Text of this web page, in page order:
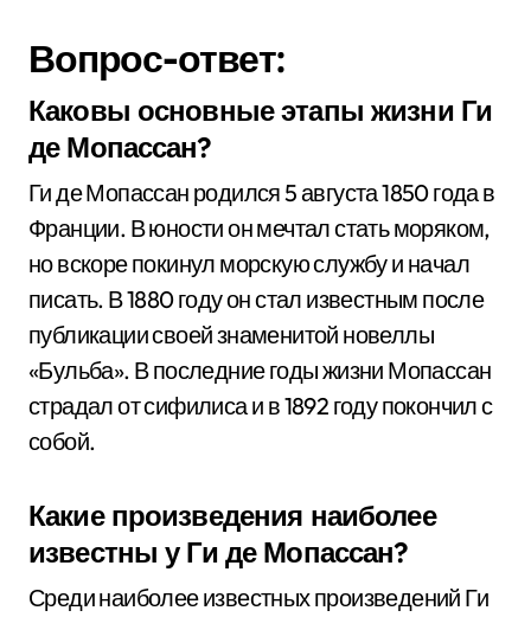
Вопрос-ответ:
Каковы основные этапы жизни Ги
де Мопассан?
Ги де Мопассан родился 5 августа 1850 года в
Франции. В юности он мечтал стать моряком,
но вскоре покинул морскую службу и начал
писать. В 1880 году он стал известным после
публикации своей знаменитой новеллы
«Бульба». В последние годы жизни Мопассан
страдал от сифилиса и в 1892 году покончил с
собой.
Какие произведения наиболее
известны у Ги де Мопассан?
Среди наиболее известных произведений Ги